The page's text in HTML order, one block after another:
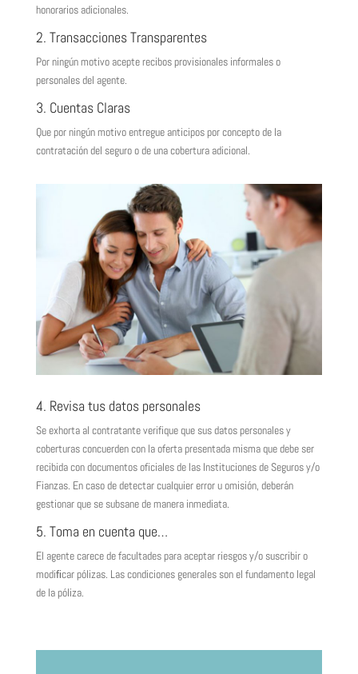
honorarios adicionales.
2. Transacciones Transparentes
Por ningún motivo acepte recibos provisionales informales o
personales del agente.
3. Cuentas Claras
Que por ningún motivo entregue anticipos por concepto de la
contratación del seguro o de una cobertura adicional.
4. Revisa tus datos personales
Se exhorta al contratante verifique que sus datos personales y
coberturas concuerden con la oferta presentada misma que debe ser
recibida con documentos oficiales de las Instituciones de Seguros y/o
Fianzas. En caso de detectar cualquier error u omisión, deberán
gestionar que se subsane de manera inmediata.
5. Toma en cuenta que…
El agente carece de facultades para aceptar riesgos y/o suscribir o
modiﬁcar pólizas. Las condiciones generales son el fundamento legal
de la póliza.